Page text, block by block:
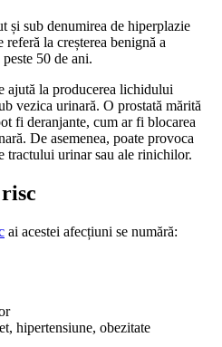
și sub denumirea de hiperplazie
referă la creșterea benignă a
50 de ani.
ajută la producerea lichidului
vezica urinară. O prostată mărită
fi deranjante, cum ar fi blocarea
De asemenea, poate provoca
tractului urinar sau ale rinichilor.
ai acestei afecțiuni se numără:
hipertensiune, obezitate